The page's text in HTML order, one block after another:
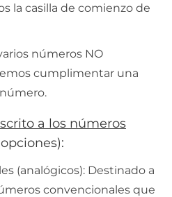
la casilla de comienzo de
números NO
cumplimentar una
a los números
(analógicos): Destinado a
convencionales que